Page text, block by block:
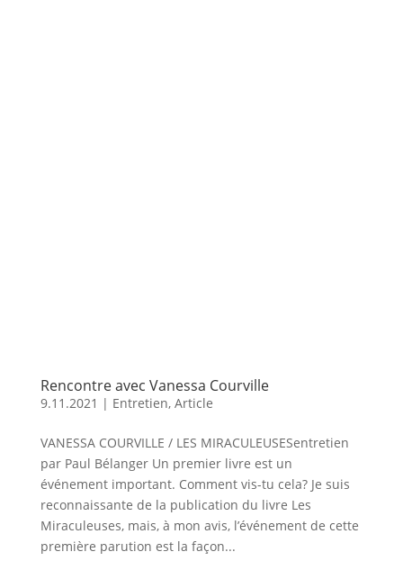
Rencontre avec Vanessa Courville
9.11.2021 | Entretien, Article
VANESSA COURVILLE / LES MIRACULEUSESentretien
par Paul Bélanger Un premier livre est un
événement important. Comment vis-tu cela? Je suis
reconnaissante de la publication du livre Les
Miraculeuses, mais, à mon avis, l’événement de cette
première parution est la façon...